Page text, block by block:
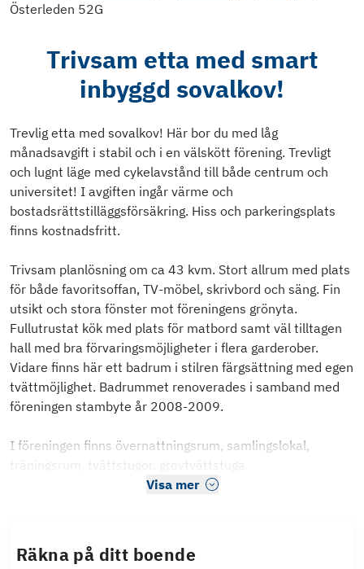
Österleden 52G
Trivsam etta med smart
inbyggd sovalkov!
Trevlig etta med sovalkov! Här bor du med låg
månadsavgift i stabil och i en välskött förening. Trevligt
och lugnt läge med cykelavstånd till både centrum och
universitet! I avgiften ingår värme och
bostadsrättstilläggsförsäkring. Hiss och parkeringsplats
finns kostnadsfritt.
Trivsam planlösning om ca 43 kvm. Stort allrum med plats
för både favoritsoffan, TV-möbel, skrivbord och säng. Fin
utsikt och stora fönster mot föreningens grönyta.
Fullutrustat kök med plats för matbord samt väl tilltagen
hall med bra förvaringsmöjligheter i flera garderober.
Vidare finns här ett badrum i stilren färgsättning med egen
tvättmöjlighet. Badrummet renoverades i samband med
föreningen stambyte år 2008-2009.
I föreningen finns övernattningsrum, samlingslokal,
träningsrum, tvättstugor, grovtvättstuga
Visa mer
Räkna på ditt boende